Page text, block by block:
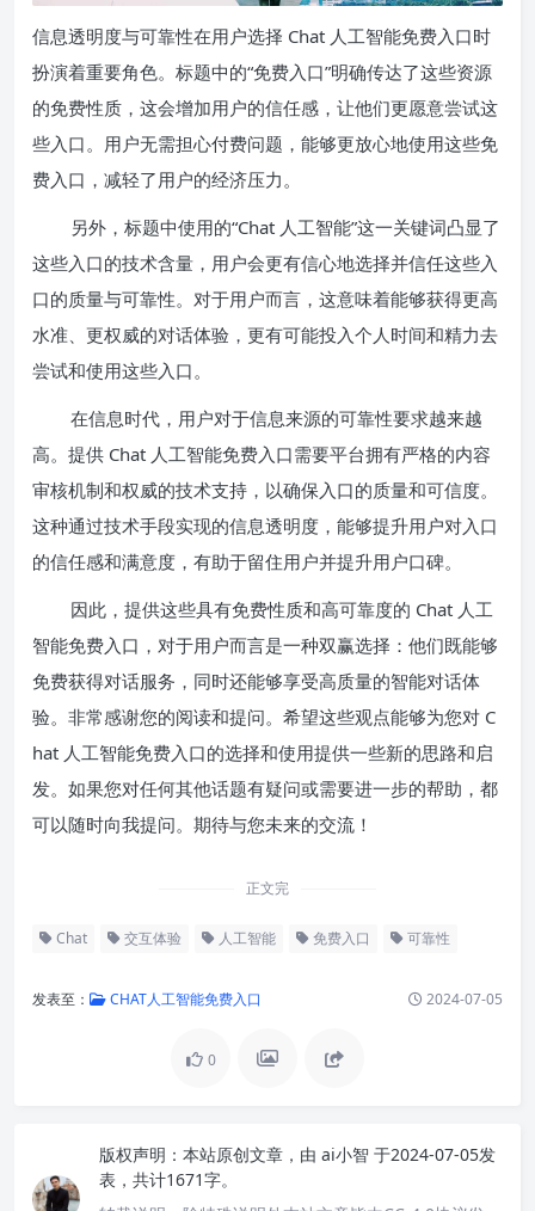
信息透明度与可靠性在用户选择 Chat 人工智能免费入口时
扮演着重要角色。标题中的“免费入口”明确传达了这些资源
的免费性质，这会增加用户的信任感，让他们更愿意尝试这
些入口。用户无需担心付费问题，能够更放心地使用这些免
费入口，减轻了用户的经济压力。
另外，标题中使用的“Chat 人工智能”这一关键词凸显了
这些入口的技术含量，用户会更有信心地选择并信任这些入
口的质量与可靠性。对于用户而言，这意味着能够获得更高
水准、更权威的对话体验，更有可能投入个人时间和精力去
尝试和使用这些入口。
在信息时代，用户对于信息来源的可靠性要求越来越
高。提供 Chat 人工智能免费入口需要平台拥有严格的内容
审核机制和权威的技术支持，以确保入口的质量和可信度。
这种通过技术手段实现的信息透明度，能够提升用户对入口
的信任感和满意度，有助于留住用户并提升用户口碑。
因此，提供这些具有免费性质和高可靠度的 Chat 人工
智能免费入口，对于用户而言是一种双赢选择：他们既能够
免费获得对话服务，同时还能够享受高质量的智能对话体
验。非常感谢您的阅读和提问。希望这些观点能够为您对 C
hat 人工智能免费入口的选择和使用提供一些新的思路和启
发。如果您对任何其他话题有疑问或需要进一步的帮助，都
可以随时向我提问。期待与您未来的交流！
正文完
Chat 交互体验 人工智能 免费入口 可靠性
发表至： CHAT人工智能免费入口 2024-07-05
0
版权声明： 本站原创文章，由 ai小智 于2024-07-05发
表，共计1671字。